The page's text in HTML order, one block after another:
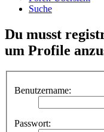
Suche
Du musst
um Profile
Benutzername:
Passwort: